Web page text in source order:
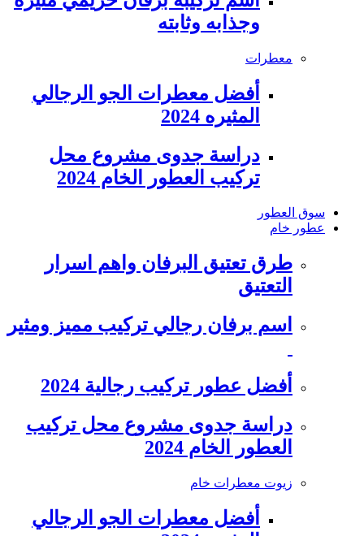
وجذابه وثابته
معطرات
أفضل معطرات الجو الرجالي
المثيره 2024
دراسة جدوى مشروع محل
تركيب العطور الخام 2024
سوق العطور
عطور خام
طرق تعتيق البرفان واهم اسرار
التعتيق
اسم برفان رجالي تركيب مميز ومثير
أفضل عطور تركيب رجالية 2024
دراسة جدوى مشروع محل تركيب
العطور الخام 2024
زيوت معطرات خام
أفضل معطرات الجو الرجالي